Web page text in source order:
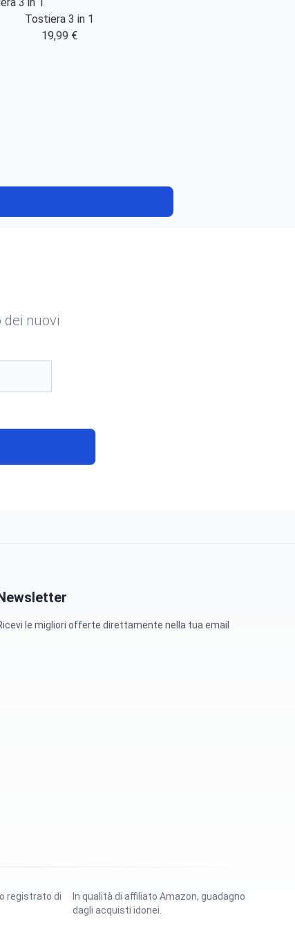
Tostiera 3 in 1
19,99 €
dei nuovi
le migliori offerte direttamente nella tua email
registrato di
In qualità di affiliato Amazon, guadagno
dagli acquisti idonei.